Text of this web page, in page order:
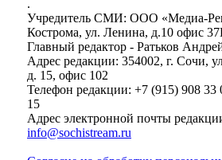
.
Учредитель СМИ: ООО «Медиа-
Кострома, ул. Ленина, д.10 офис
Главный редактор - Ратьков
Адрес редакции: 354002, г. Сочи,
д. 15, офис 102
Телефон редакции: +7 (915) 908 33
15
Адрес электронной почты
info@sochistream.ru